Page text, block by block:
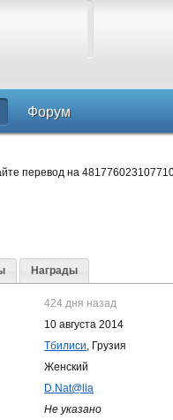
Форум
перевод на
Награды
424 дня назад
10 августа 2014
Тбилиси, Грузия
Женский
D.Nat@lia
Не указано